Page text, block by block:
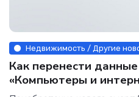
Недвижимость / Другие
Как перенести
«Компьютеры и